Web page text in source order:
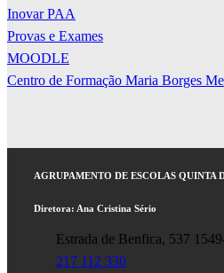
Inovar PAA
Provas e Exames
MOODLE
Centro de Formação Maria Borges
AGRUPAMENTO DE ESCOLAS QUINTA
Diretora: Ana Cristina Sério
Estrada de Benfica, 537
217 112 330